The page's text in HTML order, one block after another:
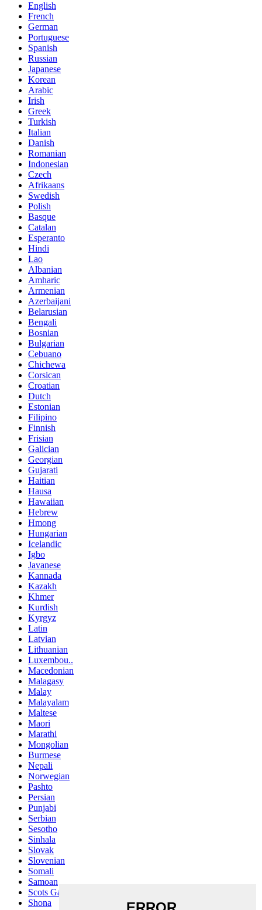
English
French
German
Portuguese
Spanish
Russian
Japanese
Korean
Arabic
Irish
Greek
Turkish
Italian
Danish
Romanian
Indonesian
Czech
Afrikaans
Swedish
Polish
Basque
Catalan
Esperanto
Hindi
Lao
Albanian
Amharic
Armenian
Azerbaijani
Belarusian
Bengali
Bosnian
Bulgarian
Cebuano
Chichewa
Corsican
Croatian
Dutch
Estonian
Filipino
Finnish
Frisian
Galician
Georgian
Gujarati
Haitian
Hausa
Hawaiian
Hebrew
Hmong
Hungarian
Icelandic
Igbo
Javanese
Kannada
Kazakh
Khmer
Kurdish
Kyrgyz
Latin
Latvian
Lithuanian
Luxembou..
Macedonian
Malagasy
Malay
Malayalam
Maltese
Maori
Marathi
Mongolian
Burmese
Nepali
Norwegian
Pashto
Persian
Punjabi
Serbian
Sesotho
Sinhala
Slovak
Slovenian
Somali
Samoan
Scots Gaelic
Shona